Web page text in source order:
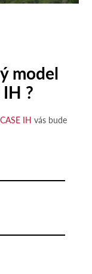
model
?
IH vás bude